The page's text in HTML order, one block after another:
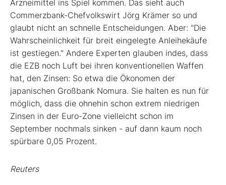
Arzneimittel ins Spiel kommen. Das sieht auch
Commerzbank-Chefvolkswirt Jörg Krämer so und
glaubt nicht an schnelle Entscheidungen. Aber: "Die
Wahrscheinlichkeit für breit eingelegte Anleihekäufe
ist gestiegen." Andere Experten glauben indes, dass
die EZB noch Luft bei ihren konventionellen Waffen
hat, den Zinsen: So etwa die Ökonomen der
japanischen Großbank Nomura. Sie halten es nun für
möglich, dass die ohnehin schon extrem niedrigen
Zinsen in der Euro-Zone vielleicht schon im
September nochmals sinken - auf dann kaum noch
spürbare 0,05 Prozent.
Reuters